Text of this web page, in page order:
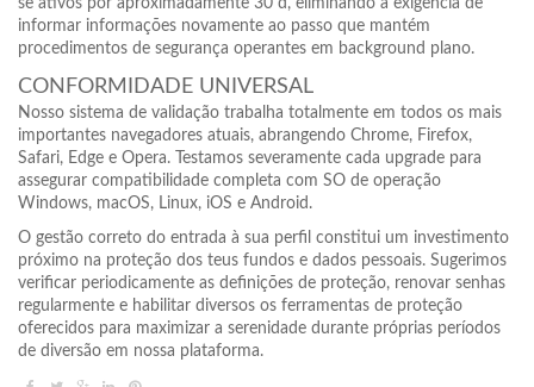
se ativos por aproximadamente 30 d, eliminando a exigência de
informar informações novamente ao passo que mantém
procedimentos de segurança operantes em background plano.
CONFORMIDADE UNIVERSAL
Nosso sistema de validação trabalha totalmente em todos os mais
importantes navegadores atuais, abrangendo Chrome, Firefox,
Safari, Edge e Opera. Testamos severamente cada upgrade para
assegurar compatibilidade completa com SO de operação
Windows, macOS, Linux, iOS e Android.
O gestão correto do entrada à sua perfil constitui um investimento
próximo na proteção dos teus fundos e dados pessoais. Sugerimos
verificar periodicamente as definições de proteção, renovar senhas
regularmente e habilitar diversos os ferramentas de proteção
oferecidos para maximizar a serenidade durante próprias períodos
de diversão em nossa plataforma.